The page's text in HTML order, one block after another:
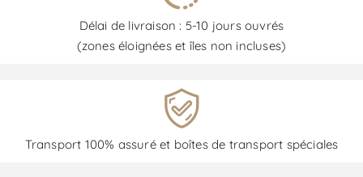
Délai de livraison : 5-10 jours ouvrés
(zones éloignées et îles non incluses)
Transport 100% assuré et boîtes de transport spéciales